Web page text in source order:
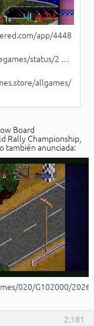
app/4448
status/2 …
allgames/
Board
Rally Championship,
también anunciada:
020/G102000/
2.181